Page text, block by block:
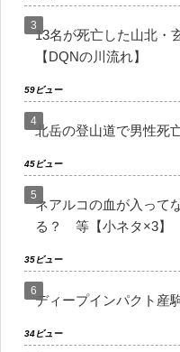
13名が死亡した山北・
【DQNの川流れ】
59ビュー
北岳の登山道で男性死
45ビュー
ネアルコの血が入って
る？ 等【小ネタ×3】
35ビュー
ディープインパクト産
34ビュー